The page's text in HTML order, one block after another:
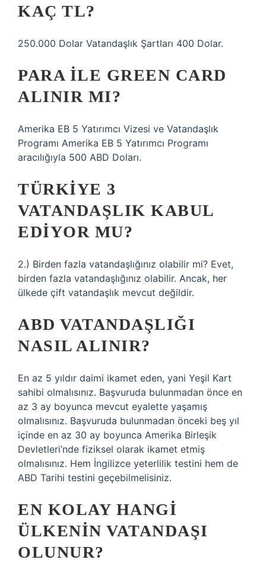
KAÇ TL?
250.000 Dolar Vatandaşlık Şartları 400 Dolar.
PARA ILE GREEN CARD
ALINIR MI?
Amerika EB 5 Yatırımcı Vizesi ve Vatandaşlık
Programı Amerika EB 5 Yatırımcı Programı
aracılığıyla 500 ABD Doları.
TÜRKIYE 3
VATANDAŞLIK KABUL
EDIYOR MU?
2.) Birden fazla vatandaşlığınız olabilir mi? Evet,
birden fazla vatandaşlığınız olabilir. Ancak, her
ülkede çift vatandaşlık mevcut değildir.
ABD VATANDAŞLIĞI
NASIL ALINIR?
En az 5 yıldır daimi ikamet eden, yani Yeşil Kart
sahibi olmalısınız. Başvuruda bulunmadan önce en
az 3 ay boyunca mevcut eyalette yaşamış
olmalısınız. Başvuruda bulunmadan önceki beş yıl
içinde en az 30 ay boyunca Amerika Birleşik
Devletleri’nde fiziksel olarak ikamet etmiş
olmalısınız. Hem İngilizce yeterlilik testini hem de
ABD Tarihi testini geçebilmelisiniz.
EN KOLAY HANGI
ÜLKENIN VATANDAŞI
OLUNUR?